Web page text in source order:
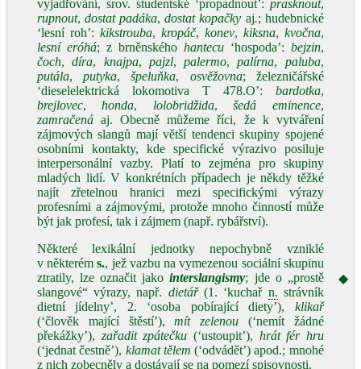
vyjadřování, srov. studentské ‘propadnout’: prasknout,
rupnout,dostat padáka,dostat kopačky aj.; hudebnické
‘lesní roh’: kikstrouba, kropáč, konev, kiksna, kvočna,
lesní eróhá; z brněnského hantecu‘hospoda’: bejzin,
čoch,díra, knajpa, pajzl,palermo,palírna, paluba,
putála,putyka,špeluňka, osvěžovna; železničářské
‘dieselelektrická lokomotiva T 478.O’: bardotka,
brejlovec,honda, lolobridžida,šedá eminence,
zamračená aj. Obecně můžeme říci, že k vytváření
zájmových slangů mají větší tendenci skupiny spojené
osobními kontakty, kde specifické výrazivo posiluje
interpersonální vazby. Platí to zejména pro skupiny
mladých lidí. V konkrétních případech je někdy těžké
najít zřetelnou hranici mezi specifickými výrazy
profesními a zájmovými, protože mnoho činností může
být jak profesí, tak i zájmem (např. rybářství).
Některé lexikální jednotky nepochybně vzniklé
v některéms., jež vazbu na vymezenou sociální skupinu
ztratily, lze označit jakointerslangismy; jde o „prostě
slangové“ výrazy, např. dietář(1. ‘kuchař n. strávník
dietní jídelny’, 2. ‘osoba pobírající diety’), klikař
(‘člověk mající štěstí’),mít zelenou (‘nemít žádné
překážky’), zařadit zpátečku (‘ustoupit’), hrát fér hru
(‘jednat čestně’), klamat tělem (‘odvádět’) apod.; mnohé
z nich zobecněly a dostávají se na pomezí spisovnosti.
◆